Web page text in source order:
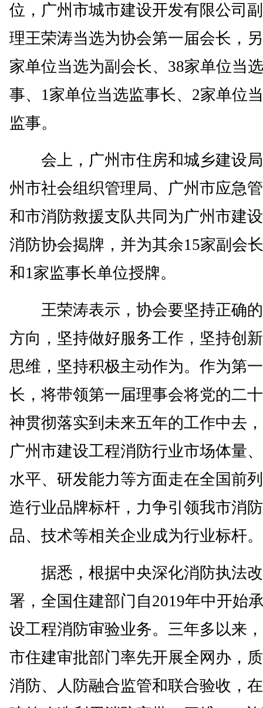
位，广州市城市建设开发有限公司
理王荣涛当选为协会第一届会长，
家单位当选为副会长、38家单位当
事、1家单位当选监事长、2家单位
监事。
会上，广州市住房和城乡建设
州市社会组织管理局、广州市应急
和市消防救援支队共同为广州市建
消防协会揭牌，并为其余15家副会
和1家监事长单位授牌。
王荣涛表示，协会要坚持正确
方向，坚持做好服务工作，坚持创
思维，坚持积极主动作为。作为第
长，将带领第一届理事会将党的二
神贯彻落实到未来五年的工作中去
广州市建设工程消防行业市场体量
水平、研发能力等方面走在全国前
造行业品牌标杆，力争引领我市消
品、技术等相关企业成为行业标杆。
据悉，根据中央深化消防执法
署，全国住建部门自2019年中开始
设工程消防审验业务。三年多以来
市住建审批部门率先开展全网办，
消防、人防融合监管和联合验收，